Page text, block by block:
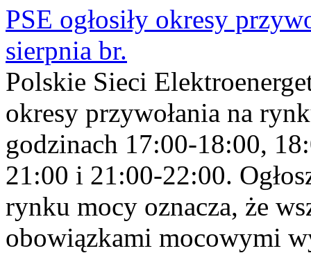
PSE ogłosiły okresy
sierpnia br.
Polskie Sieci
okresy przywołania na
godzinach 17:00-18:00,
21:00 i 21:00-22:00.
rynku mocy oznacza, że
obowiązkami mocowymi